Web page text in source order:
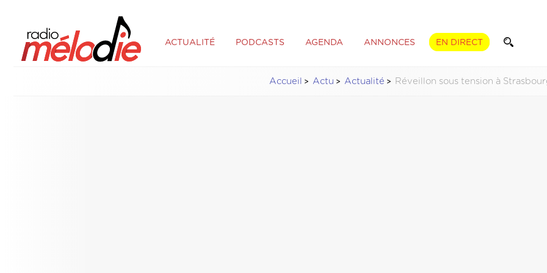
ACTUALITÉ PODCASTS AGENDA ANNONCES EN DIRECT
Accueil Actu Actualité Réveillon sous tension à